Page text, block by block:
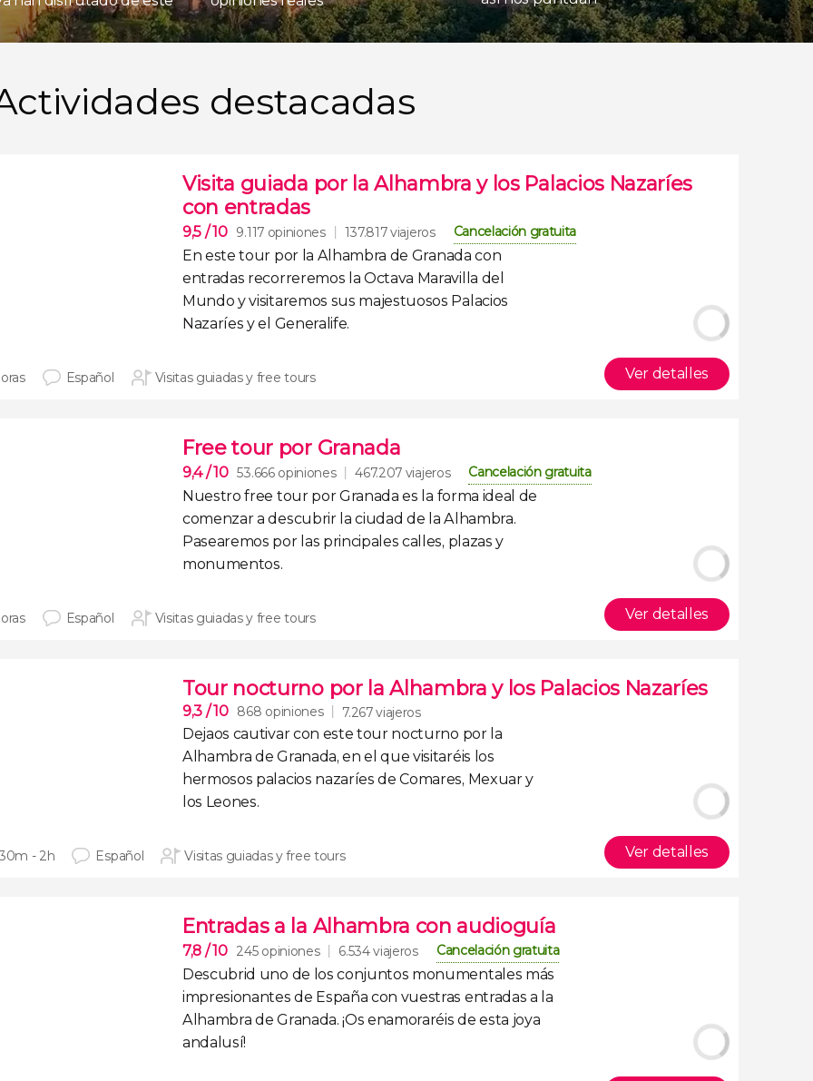
destacadas
Visita guiada por la Alhambra y los Palacios Nazaríes
con entradas
9,5 / 10 9.117 opiniones 137.817 viajeros Cancelación gratuita
En estetour por la Alhambra de Granada con
entradas recorreremos la Octava Maravilla del
Mundo y visitaremos sus majestuosos Palacios
Nazaríesy el Generalife.
Español Visitas guiadas y free tours Ver detalles
Free tour por Granada
9,4/ 10 53.666 opiniones 467.207 viajeros Cancelación gratuita
Nuestrofree tour por Granadaes la forma ideal de
comenzar a descubrir la ciudad de la Alhambra.
Pasearemos por las principales calles, plazas y
monumentos.
Español Visitas guiadas y free tours Ver detalles
Tour nocturno por la Alhambra y los Palacios Nazaríes
9,3 / 10 868 opiniones 7.267 viajeros
Dejaos cautivar con este tour nocturno por la
Alhambra de Granada, en el que visitaréis los
hermosos palacios nazaríes de Comares, Mexuar y
los Leones.
- 2h Español Visitas guiadas y free tours Ver detalles
Entradas a la Alhambra con audioguía
7,8 / 10 245 opiniones 6.534 viajeros Cancelación gratuita
Descubrid uno de losconjuntos monumentales más
impresionantes de España con vuestras entradas a la
Alhambra de Granada. ¡Os enamoraréis de esta joya
andalusí!